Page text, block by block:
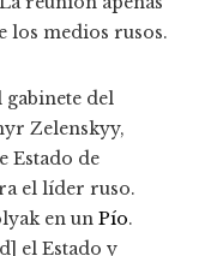
los medios rusos.
del
Zelenskyy,
Estado de
el líder ruso.
en un Pío.
el Estado y